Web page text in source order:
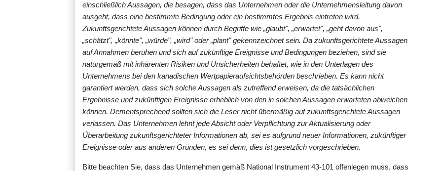
einschließlich Aussagen, die besagen, dass das Unternehmen oder die Unternehmensleitung davon
ausgeht, dass eine bestimmte Bedingung oder ein bestimmtes Ergebnis eintreten wird.
Zukunftsgerichtete Aussagen können durch Begriffe wie „glaubt", „erwartet", „geht davon aus",
„schätzt", „könnte", „würde", „wird" oder „plant" gekennzeichnet sein. Da zukunftsgerichtete Aussagen
auf Annahmen beruhen und sich auf zukünftige Ereignisse und Bedingungen beziehen, sind sie
naturgemäß mit inhärenten Risiken und Unsicherheiten behaftet, wie in den Unterlagen des
Unternehmens bei den kanadischen Wertpapieraufsichtsbehörden beschrieben. Es kann nicht
garantiert werden, dass sich solche Aussagen als zutreffend erweisen, da die tatsächlichen
Ergebnisse und zukünftigen Ereignisse erheblich von den in solchen Aussagen erwarteten abweichen
können. Dementsprechend sollten sich die Leser nicht übermäßig auf zukunftsgerichtete Aussagen
verlassen. Das Unternehmen lehnt jede Absicht oder Verpflichtung zur Aktualisierung oder
Überarbeitung zukunftsgerichteter Informationen ab, sei es aufgrund neuer Informationen, zukünftiger
Ereignisse oder aus anderen Gründen, es sei denn, dies ist gesetzlich vorgeschrieben.
Bitte beachten Sie, dass das Unternehmen gemäß National Instrument 43-101 offenlegen muss, dass